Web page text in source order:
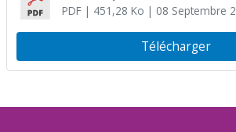
PDF| 451,28 Ko | 08 Septembre
Télécharger